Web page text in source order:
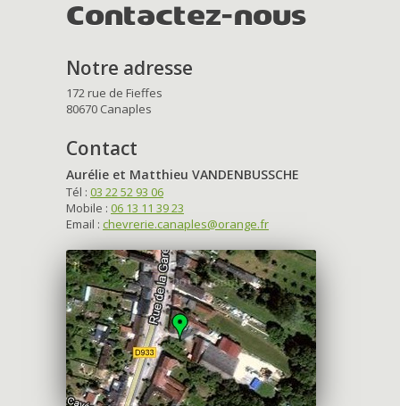
Contactez-nous
Notre adresse
172 rue de Fieffes
80670 Canaples
Contact
Aurélie et Matthieu VANDENBUSSCHE
Tél : 03 22 52 93 06
Mobile : 06 13 11 39 23
Email : chevrerie.canaples@orange.fr